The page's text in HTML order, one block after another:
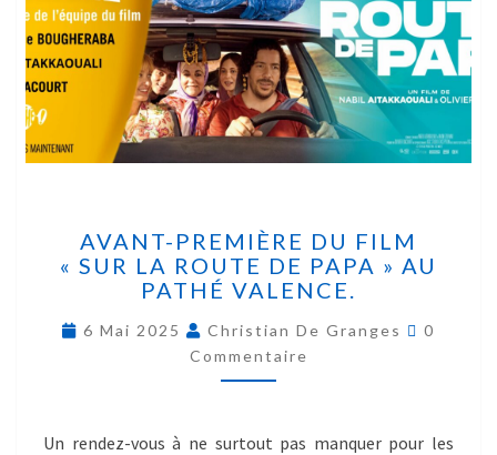
AVANT-PREMIÈRE DU FILM
« SUR LA ROUTE DE PAPA » AU
PATHÉ VALENCE.
6 Mai 2025 Christian De Granges
0
Commentaire
Un rendez-vous à ne surtout pas manquer pour les